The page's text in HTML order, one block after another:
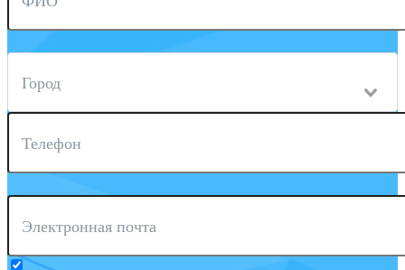
Город
Телефон
Электронная почта